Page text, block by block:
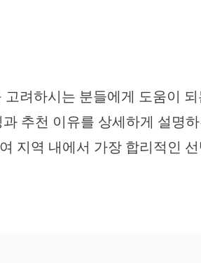
려하시는 분들에게 도움이
추천 이유를 상세하게 설명
지역 내에서 가장 합리적인